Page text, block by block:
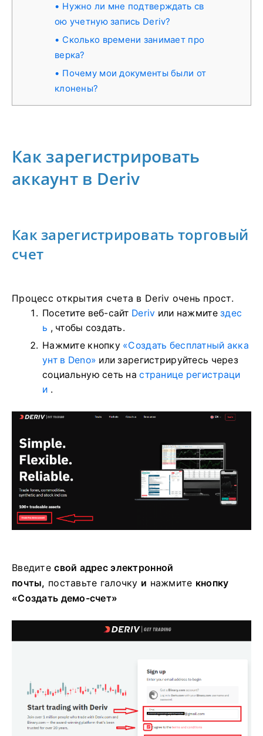
Нужно ли мне подтверждать св
ою учетную запись Deriv?
Сколько времени занимает про
верка?
Почему мои документы были от
клонены?
Как зарегистрировать
аккаунт в Deriv
Как зарегистрировать торговый
счет
Процесс открытия счета в Deriv очень прост.
Посетите веб-сайт Deriv или нажмитездес
ь , чтобы создать.
Нажмите кнопку «Создать бесплатный акка
унт в Deno» или зарегистрируйтесь через
социальную сеть настранице регистраци
и .
Введитесвой адрес электронной
почты, поставьте галочку и нажмите кнопку
«Создать демо-счет»